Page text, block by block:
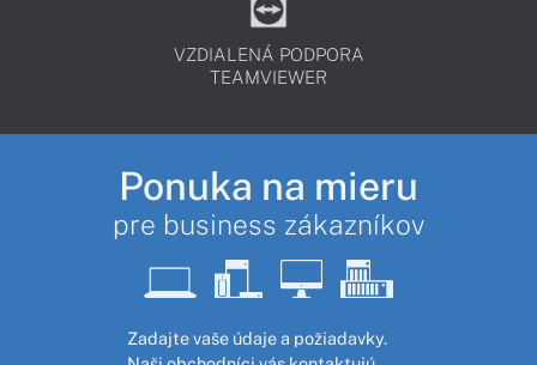
VZDIALENÁ PODPORA
TEAMVIEWER
Ponuka na mieru
pre business zákazníkov
Zadajte vaše údaje a požiadavky.